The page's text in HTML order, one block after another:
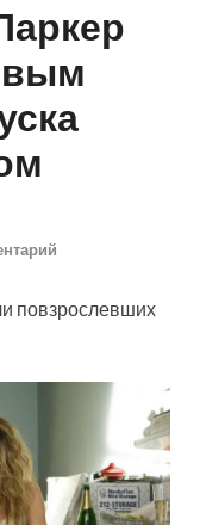
повзрослевших